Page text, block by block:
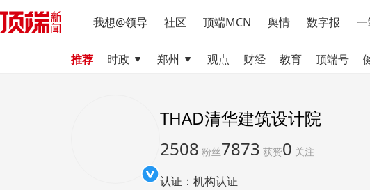
我想@领导 社区 顶端MCN 舆情 数字报
推荐 时政 郑州 观点 财经 教育 顶端号
THAD清华建筑设计院
2508 粉丝7873 获赞0 关注
认证：机构认证